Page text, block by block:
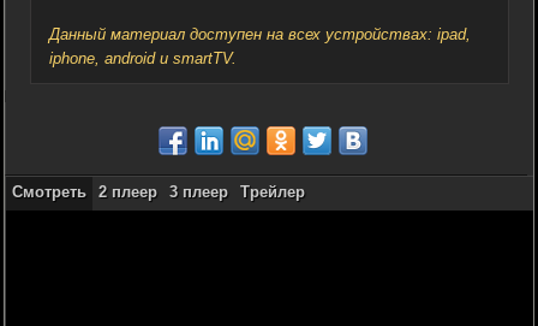
Данный материал доступен на всех устройствах: ipad,
iphone, android и smartTV.
Смотреть 2 плеер 3 плеер Трейлер